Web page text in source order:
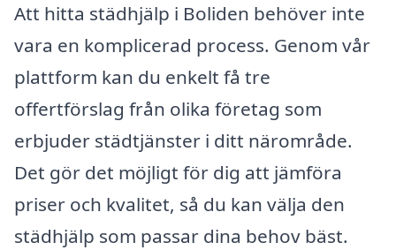
Att hitta städhjälp i Boliden behöver inte
vara en komplicerad process. Genom vår
plattform kan du enkelt få tre
offertförslag från olika företag som
erbjuder städtjänster i ditt närområde.
Det gör det möjligt för dig att jämföra
priser och kvalitet, så du kan välja den
städhjälp som passar dina behov bäst.